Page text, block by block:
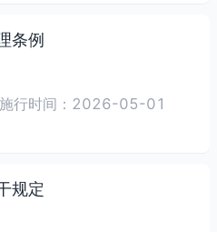
条例
施行时间：2026-05-01
规定